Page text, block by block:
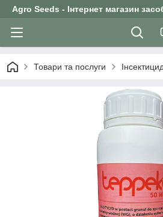
Agro Seeds - Інтернет магазин
Товари та послуги